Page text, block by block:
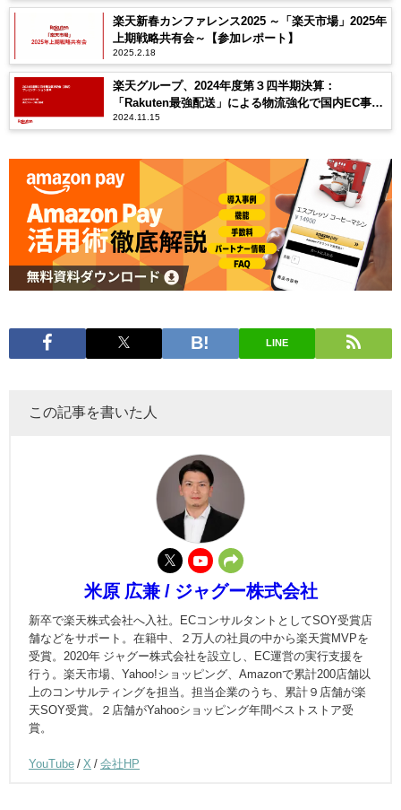
楽天新春カンファレンス2025 ～「楽天市場」2025年
上期戦略共有会～【参加レポート】
2025.2.18
楽天グループ、2024年度第３四半期決算：
「Rakuten最強配送」による物流強化で国内EC事業
の拡大を目指す
2024.11.15
LINE
この記事を書いた人
米原 広兼 / ジャグー株式会社
新卒で楽天株式会社へ入社。ECコンサルタントとしてSOY受賞店
舗などをサポート。在籍中、２万人の社員の中から楽天賞MVPを
受賞。2020年 ジャグー株式会社を設立し、EC運営の実行支援を
行う。楽天市場、Yahoo!ショッピング、Amazonで累計200店舗以
上のコンサルティングを担当。担当企業のうち、累計９店舗が楽
天SOY受賞。２店舗がYahooショッピング年間ベストストア受
賞。
YouTube / X / 会社HP